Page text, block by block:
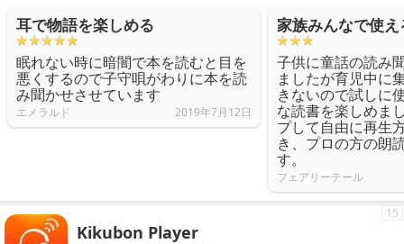
耳で物語を楽しめる
眠れない時に暗闇で本を読むと目を
悪くするので子守唄がわりに本を読
み聞かせさせています
エメラルド 2019年7月12日
家族みんなで使え
子供に童話の読み
ましたが育児中に
きないので試しに
な読書を楽しめま
プして自由に再生
き、プロの方の朗
す。
フェアリーテール
Kikubon Player
15